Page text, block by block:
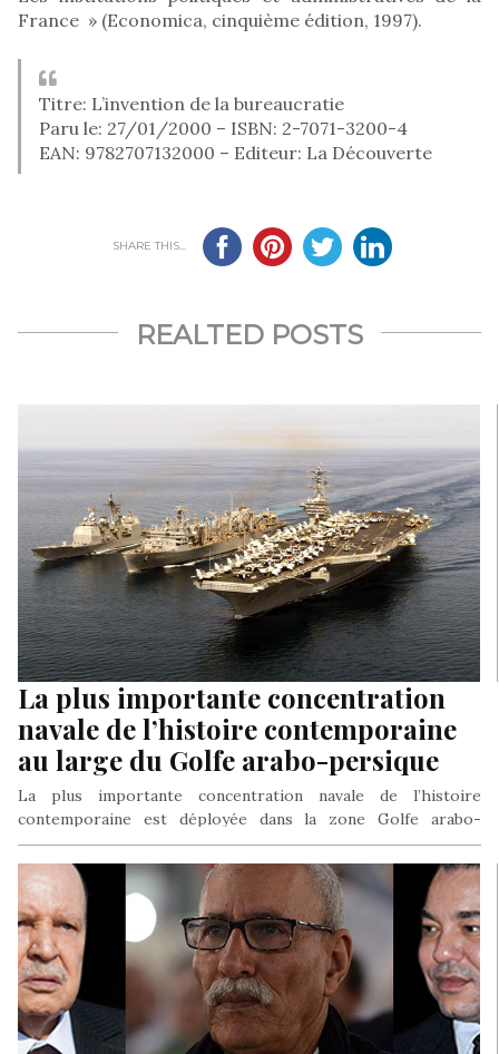
France » (Economica, cinquième édition, 1997).
Titre: L’invention de la bureaucratie
Paru le: 27/01/2000 – ISBN: 2-7071-3200-4
EAN: 9782707132000 – Editeur: La Découverte
SHARE THIS...
REALTED POSTS
La plus importante concentration
navale de l’histoire contemporaine
au large du Golfe arabo-persique
La plus importante concentration navale de l’histoire
contemporaine est déployée dans la zone Golfe arabo-
persique/Océan indien, dans une démonstration de…